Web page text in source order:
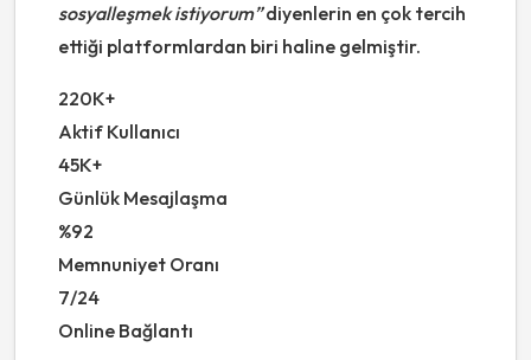
sosyalleşmek istiyorum”diyenlerin en çok tercih
ettiği platformlardan biri haline gelmiştir.
220K+
Aktif Kullanıcı
45K+
Günlük Mesajlaşma
%92
Memnuniyet Oranı
7/24
Online Bağlantı